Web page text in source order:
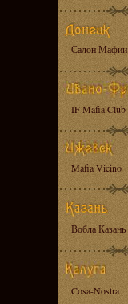
Салон Мафии
IF Mafia Club
Mafia Vicino
Вобла Казань
Cosa-Nostra